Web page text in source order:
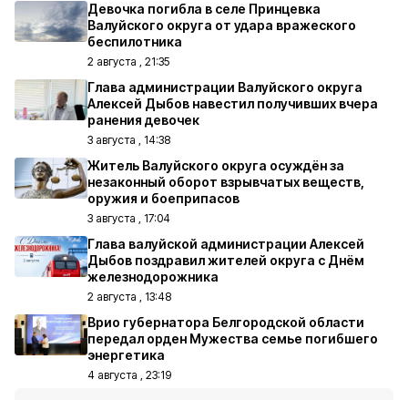
Девочка погибла в селе Принцевка
Валуйского округа от удара вражеского
беспилотника
2 августа , 21:35
Глава администрации Валуйского округа
Алексей Дыбов навестил получивших вчера
ранения девочек
3 августа , 14:38
Житель Валуйского округа осуждён за
незаконный оборот взрывчатых веществ,
оружия и боеприпасов
3 августа , 17:04
Глава валуйской администрации Алексей
Дыбов поздравил жителей округа с Днём
железнодорожника
2 августа , 13:48
Врио губернатора Белгородской области
передал орден Мужества семье погибшего
энергетика
4 августа , 23:19